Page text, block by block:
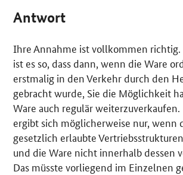
Antwort
Ihre Annahme ist vollkommen
ist es so, dass dann, wenn die Ware
erstmalig in den Verkehr durch den
gebracht wurde, Sie die Möglichkeit
Ware auch regulär weiterzuverkaufen.
ergibt sich möglicherweise nur, wenn
gesetzlich erlaubte
und die Ware nicht innerhalb dessen
Das müsste vorliegend im Einzelnen